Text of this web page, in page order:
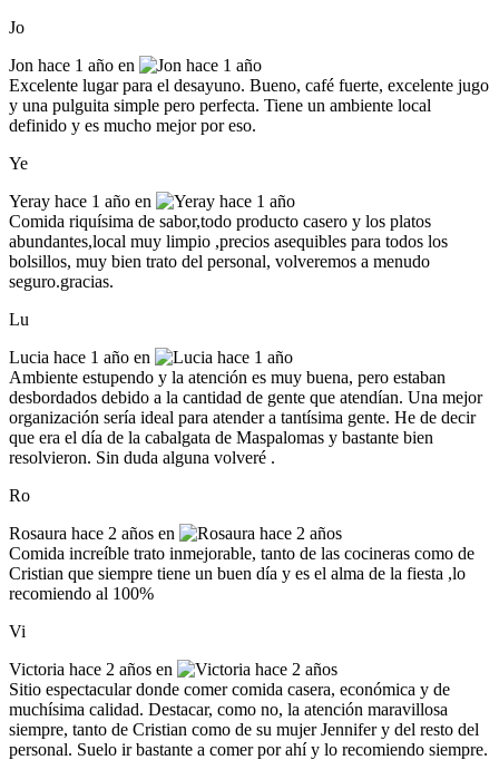
Jo
Jon hace 1 año en
Excelente lugar para el desayuno. Bueno, café fuerte, excelente jugo
y una pulguita simple pero perfecta. Tiene un ambiente local
definido y es mucho mejor por eso.
Ye
Yeray hace 1 año en
Comida riquísima de sabor,todo producto casero y los platos
abundantes,local muy limpio ,precios asequibles para todos los
bolsillos, muy bien trato del personal, volveremos a menudo
seguro.gracias.
Lu
Lucia hace 1 año en
Ambiente estupendo y la atención es muy buena, pero estaban
desbordados debido a la cantidad de gente que atendían. Una mejor
organización sería ideal para atender a tantísima gente. He de decir
que era el día de la cabalgata de Maspalomas y bastante bien
resolvieron. Sin duda alguna volveré .
Ro
Rosaura hace 2 años en
Comida increíble trato inmejorable, tanto de las cocineras como de
Cristian que siempre tiene un buen día y es el alma de la fiesta ,lo
recomiendo al 100%
Vi
Victoria hace 2 años en
Sitio espectacular donde comer comida casera, económica y de
muchísima calidad. Destacar, como no, la atención maravillosa
siempre, tanto de Cristian como de su mujer Jennifer y del resto del
personal. Suelo ir bastante a comer por ahí y lo recomiendo siempre.